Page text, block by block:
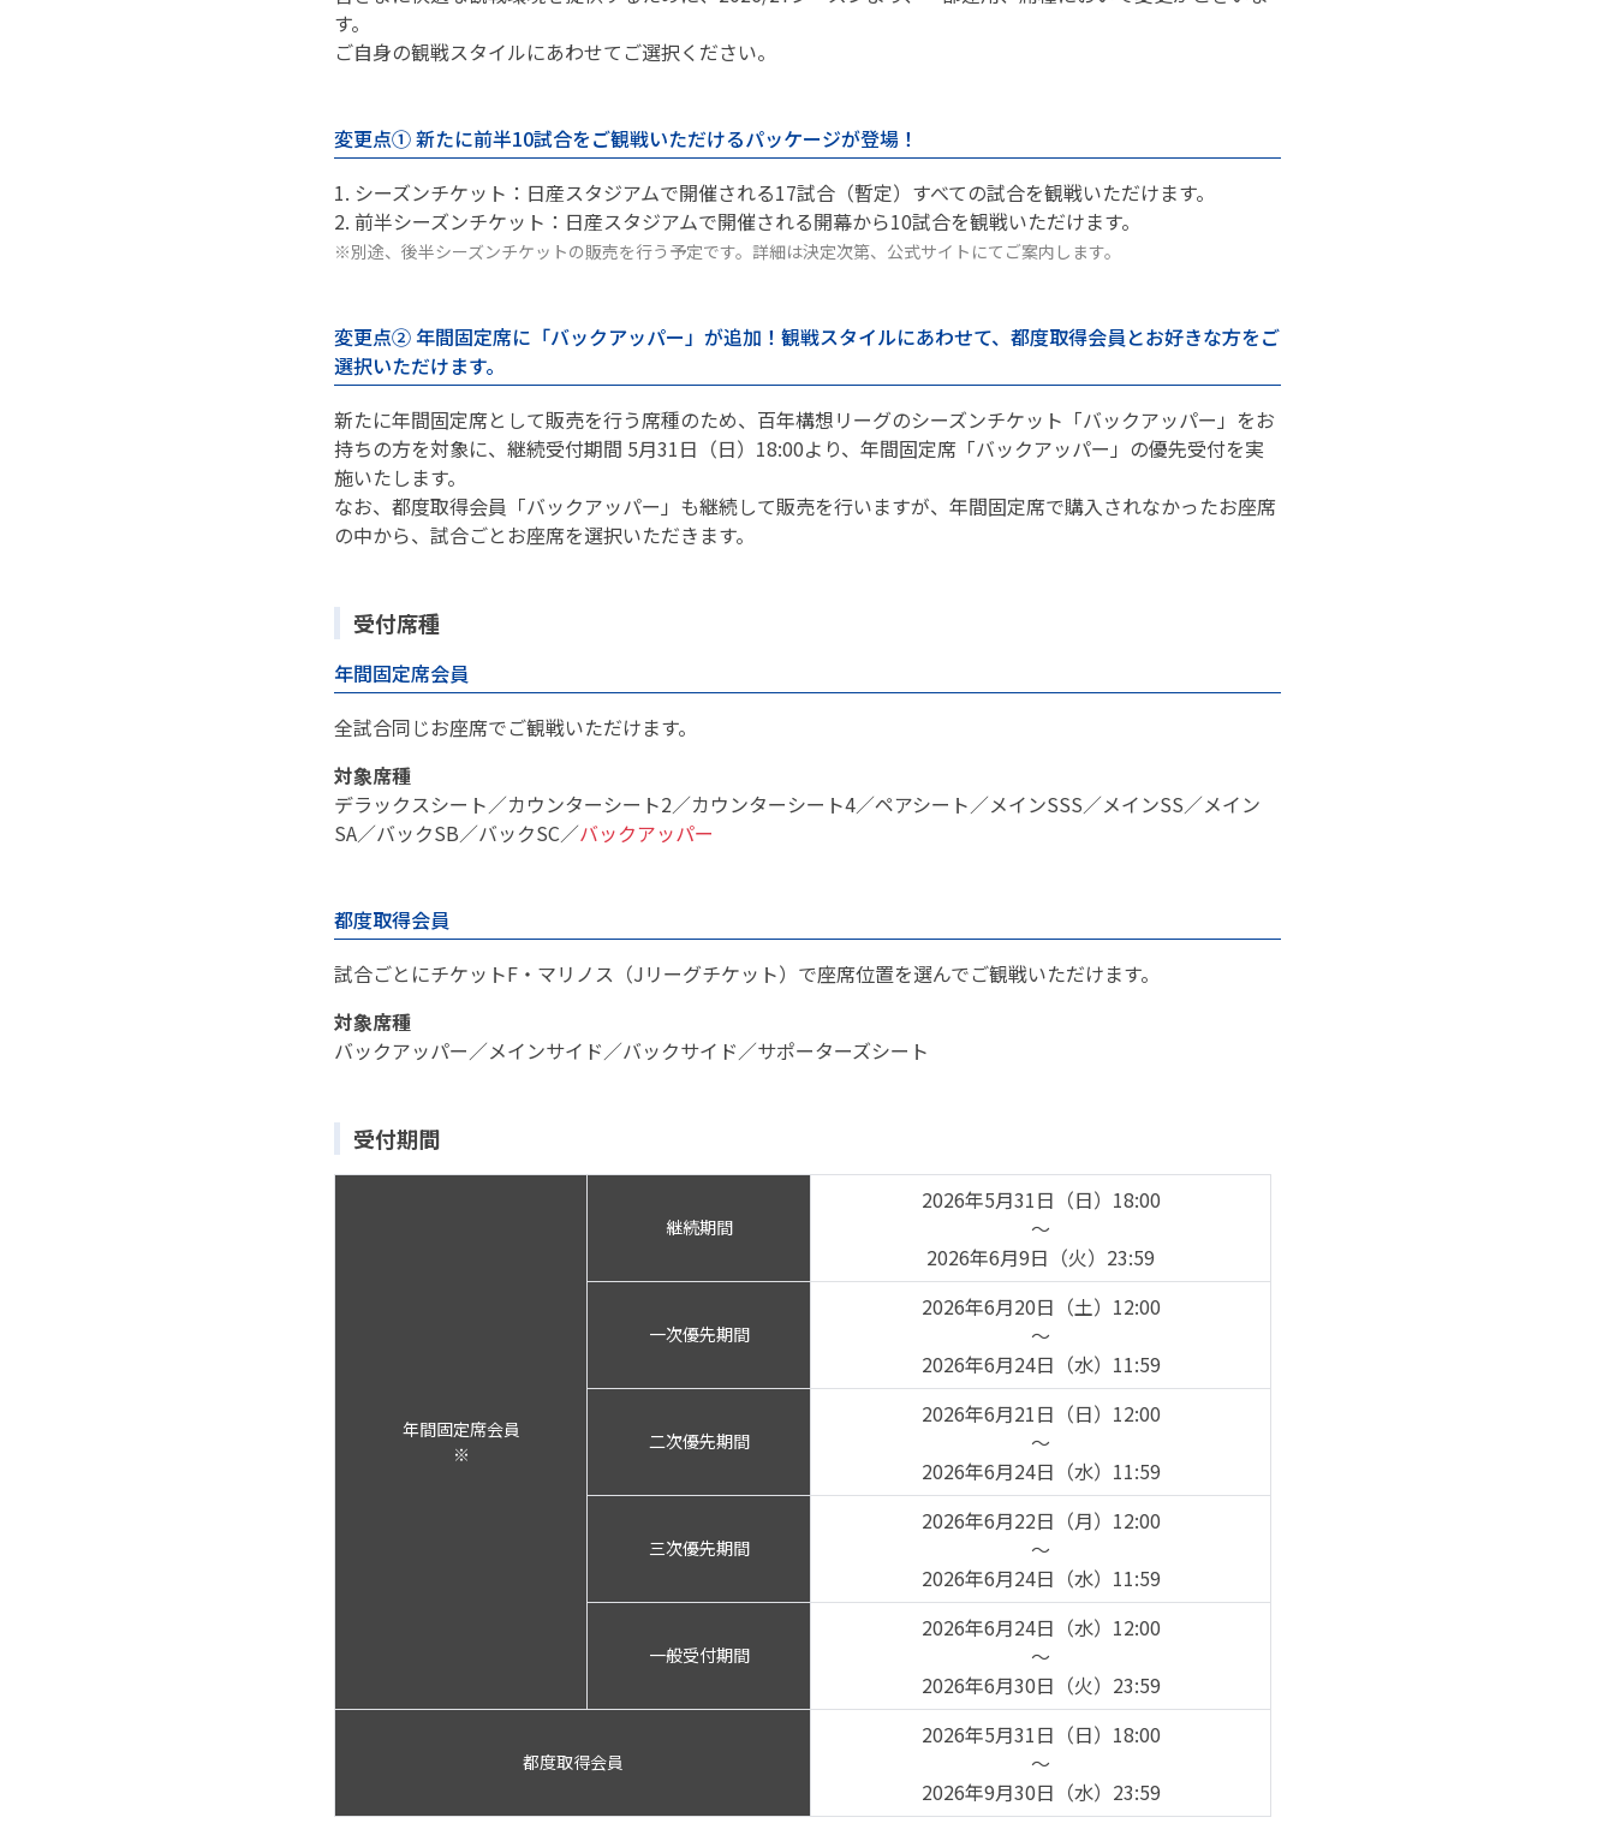
す。
ご自身の観戦スタイルにあわせてご選択ください。
変更点① 新たに前半10試合をご観戦いただけるパッケージが登場！
1. シーズンチケット：日産スタジアムで開催される17試合（暫定）すべての試合を観戦いただけます。
2. 前半シーズンチケット：日産スタジアムで開催される開幕から10試合を観戦いただけます。
※別途、後半シーズンチケットの販売を行う予定です。詳細は決定次第、公式サイトにてご案内します。
変更点② 年間固定席に「バックアッパー」が追加！観戦スタイルにあわせて、都度取得会員とお好きな方をご
選択いただけます。
新たに年間固定席として販売を行う席種のため、百年構想リーグのシーズンチケット「バックアッパー」をお
持ちの方を対象に、継続受付期間 5月31日（日）18:00より、年間固定席「バックアッパー」の優先受付を実
施いたします。
なお、都度取得会員「バックアッパー」も継続して販売を行いますが、年間固定席で購入されなかったお座席
の中から、試合ごとお座席を選択いただきます。
受付席種
年間固定席会員
全試合同じお座席でご観戦いただけます。
対象席種
デラックスシート／カウンターシート2／カウンターシート4／ペアシート／メインSSS／メインSS／メイン
SA／バックSB／バックSC／バックアッパー
都度取得会員
試合ごとにチケットF・マリノス（Jリーグチケット）で座席位置を選んでご観戦いただけます。
対象席種
バックアッパー／メインサイド／バックサイド／サポーターズシート
受付期間
年間固定席会員
※
継続期間
2026年5月31日（日）18:00
～
2026年6月9日（火）23:59
一次優先期間
2026年6月20日（土）12:00
～
2026年6月24日（水）11:59
二次優先期間
2026年6月21日（日）12:00
～
2026年6月24日（水）11:59
三次優先期間
2026年6月22日（月）12:00
～
2026年6月24日（水）11:59
一般受付期間
2026年6月24日（水）12:00
～
2026年6月30日（火）23:59
都度取得会員
2026年5月31日（日）18:00
～
2026年9月30日（水）23:59